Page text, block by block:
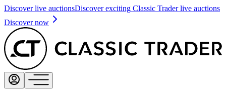
Discover live auctionsDiscover exciting Classic Trader live auctions
Discover now